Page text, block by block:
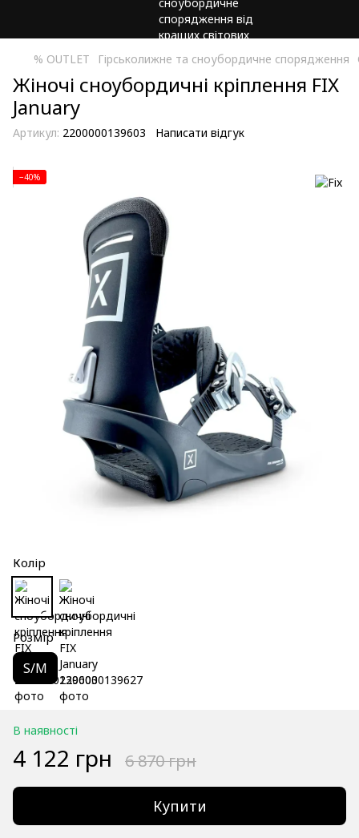
% OUTLET Гірськолижне та сноубордичне спорядження
Жіночі сноубордичні кріплення FIX
January
Артикул: 2200000139603 Написати відгук
−40%
Колір
Розмір
S/M
В наявності
4 122 грн 6 870 грн
Купити